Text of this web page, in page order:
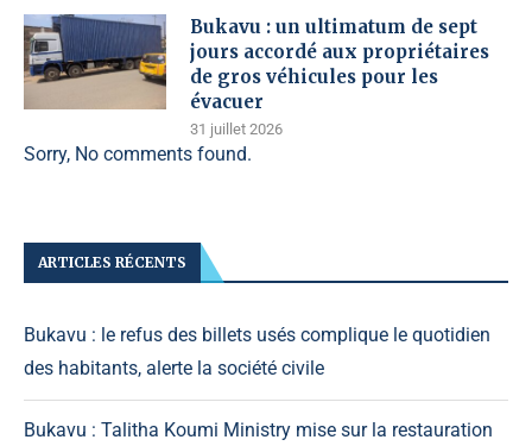
Bukavu : un ultimatum de sept
jours accordé aux propriétaires
de gros véhicules pour les
évacuer
31 juillet 2026
Sorry, No comments found.
ARTICLES RÉCENTS
Bukavu : le refus des billets usés complique le quotidien
des habitants, alerte la société civile
Bukavu : Talitha Koumi Ministry mise sur la restauration